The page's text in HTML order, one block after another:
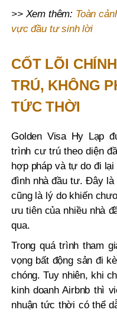
>> Xem thêm: Toàn
vực đầu tư sinh lời
CỐT LÕI
TRÚ, KHÔNG
TỨC THỜI
Golden Visa Hy Lạp
trình cư trú theo diện
hợp pháp và tự do đi
đình nhà đầu tư. Đây
cũng là lý do khiến
ưu tiên của nhiều nhà
qua.
Trong quá trình tham
vọng bất động sản đi
chóng. Tuy nhiên, khi
kinh doanh Airbnb thì
nhuận tức thời có thể